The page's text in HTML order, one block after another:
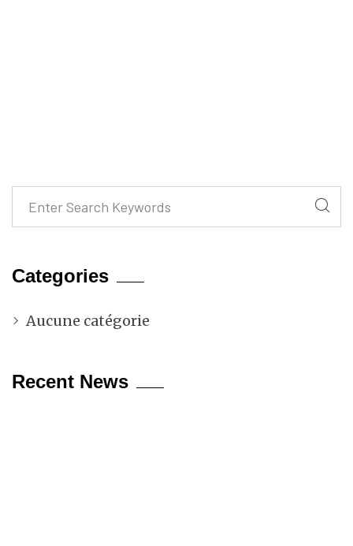
Categories
Aucune catégorie
Recent News